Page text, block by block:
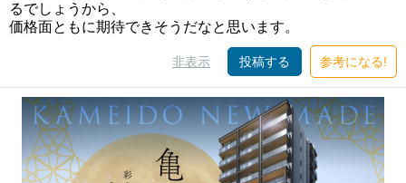
るでしょうから、
価格面ともに期待できそうだなと思います。
非表示 投稿する 参考になる!